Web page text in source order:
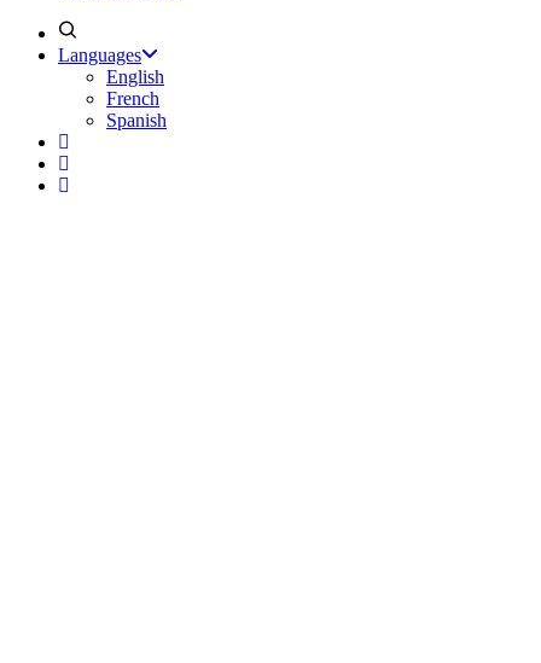
Languages
English
French
Spanish